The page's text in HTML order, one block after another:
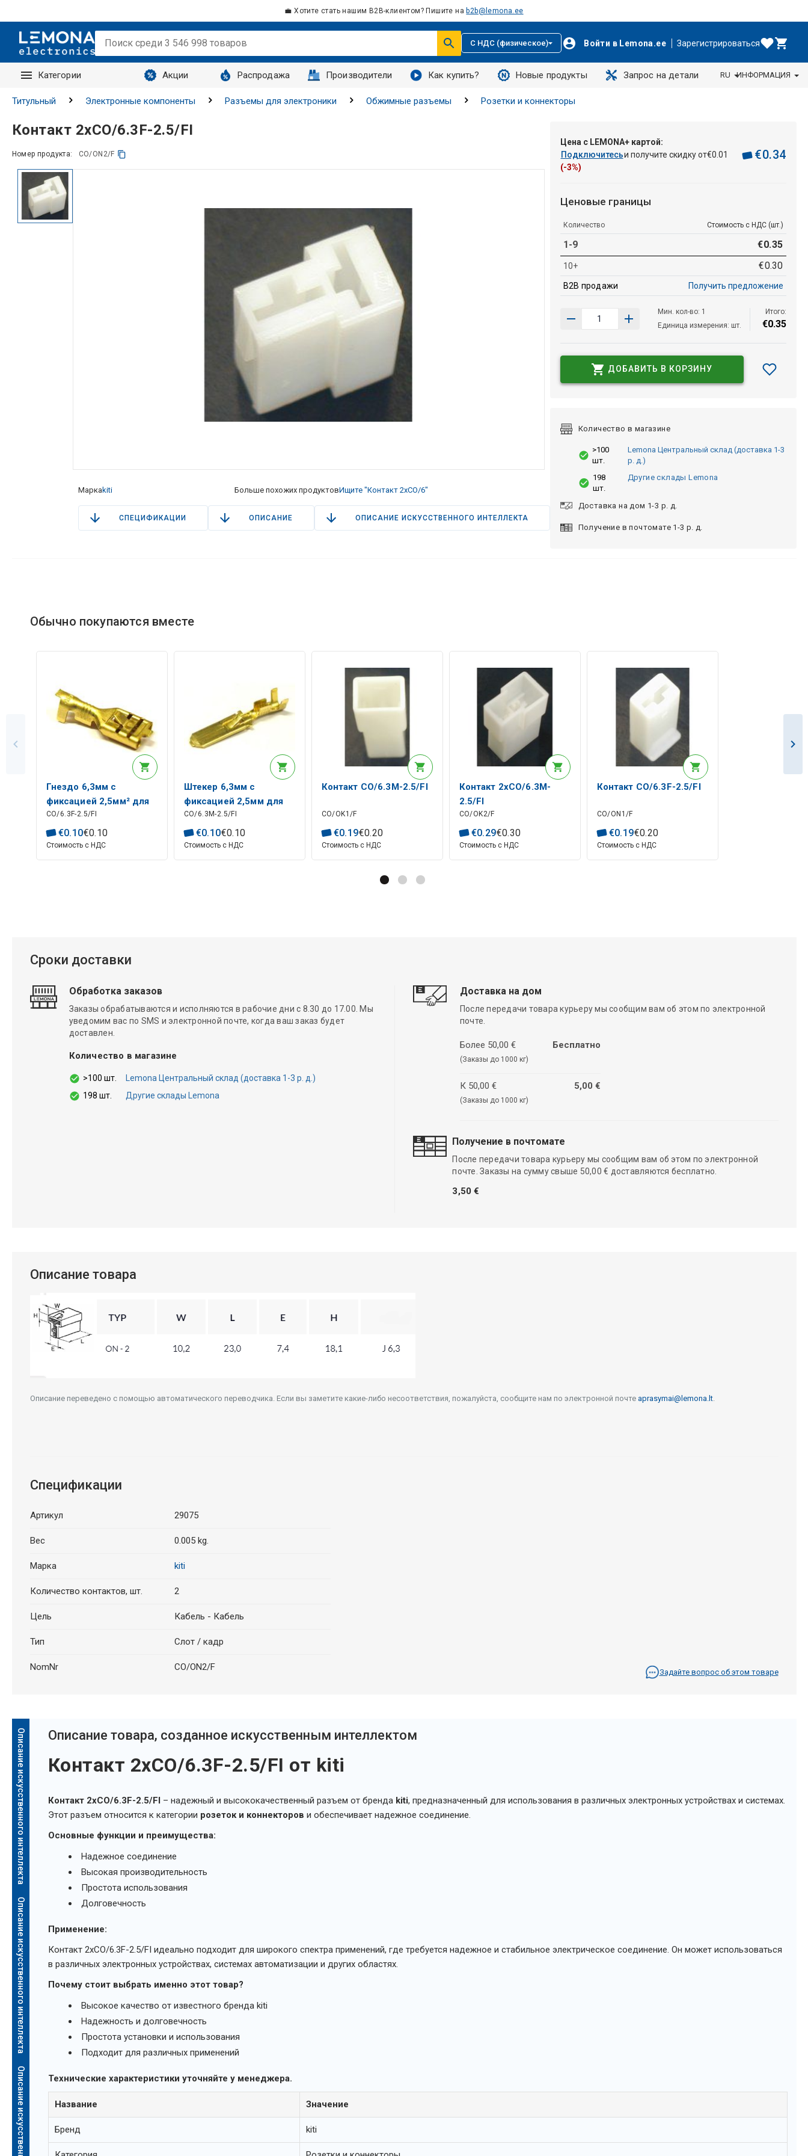
💼 Хотите стать нашим B2B-клиентом? Пишите на b2b@lemona.ee
С НДС (физическое) Войти в Lemona.ee Зарегистрироваться
Категории Акции Распродажа Производители Как купить? Новые продукты Запрос на детали
Запросы
RU ИНФОРМАЦИЯ
Титульный Электронные компоненты Разъемы для электроники Обжимные разъемы Розетки и коннекторы
Контакт 2xCO/6.3F-2.5/FI
Номер продукта: CO/ON2/F
Маркаkiti Больше похожих продуктовИщите "Контакт 2xCO/6"
СПЕЦИФИКАЦИИ ОПИСАНИЕ ОПИСАНИЕ ИСКУССТВЕННОГО ИНТЕЛЛЕКТА
Цена с LEMONA+ картой:
Подключитесьи получите скидку от€0 01
(-3%)
€0.34
Ценовые границы
Количество Стоимость с НДС (шт.)
1-9 €0.35
10+ €0.30
B2B продажи Получить предложение
Мин. кол-во: 1
Единица измерения: шт.
Итого:
€0.35
ДОБАВИТЬ В КОРЗИНУ
Количество в магазине
>100
шт.
Lemona Центральный склад (доставка 1-3
р. д.)
198
шт.
Другие склады Lemona
Доставка на дом 1-3 р. д.
Получение в почтомате 1-3 р. д.
Обычно покупаются вместе
Гнездо 6,3мм с
фиксацией 2,5мм² для
кабеля
CO/6.3F-2.5/FI
€0.10€0.10
Стоимость с НДС
Штекер 6,3мм с
фиксацией 2,5мм для
кабеля
CO/6.3M-2.5/FI
€0.10€0.10
Стоимость с НДС
Контакт СО/6.3М-2.5/FI
CO/OK1/F
€0.19€0.20
Стоимость с НДС
Контакт 2xCO/6.3M-
2.5/FI
CO/OK2/F
€0.29€0.30
Стоимость с НДС
Контакт СО/6.3F-2.5/FI
CO/ON1/F
€0.19€0.20
Стоимость с НДС
Сроки доставки
Обработка заказов
Заказы обрабатываются и исполняются в рабочие дни с 8.30 до 17.00. Мы
уведомим вас по SMS и электронной почте, когда ваш заказ будет
доставлен.
Количество в магазине
>100 шт.
Lemona Центральный склад (доставка 1-3 р. д.)
198 шт.
Другие склады Lemona
Доставка на дом
После передачи товара курьеру мы сообщим вам об этом по электронной
почте.
Более 50,00 €
(Заказы до 1000 кг)
Бесплатно
К 50,00 €
(Заказы до 1000 кг)
5,00 €
Получение в почтомате
После передачи товара курьеру мы сообщим вам об этом по электронной
почте. Заказы на сумму свыше 50,00 € доставляются бесплатно.
3,50 €
Описание товара
Описание переведено с помощью автоматического переводчика. Если вы заметите какие-либо несоответствия, пожалуйста, сообщите нам по электронной почте aprasymai@lemona.lt.
Спецификации
Артикул 29075
Вес 0.005 kg.
Марка kiti
Количество контактов, шт. 2
Цель Кабель - Кабель
Тип Слот / кадр
NomNr CO/ON2/F Задайте вопрос об этом товаре
Описание искусственного интеллекта
Описание искусственного интеллекта
Oписание товара, созданное искусственным интеллектом
Контакт 2xCO/6.3F-2.5/FI от kiti
Контакт 2xCO/6.3F-2.5/FI – надежный и высококачественный разъем от бренда kiti, предназначенный для использования в различных электронных устройствах и системах.
Этот разъем относится к категории розеток и коннекторов и обеспечивает надежное соединение.
Основные функции и преимущества:
Надежное соединение
Высокая производительность
Простота использования
Долговечность
Применение:
Контакт 2xCO/6.3F-2.5/FI идеально подходит для широкого спектра применений, где требуется надежное и стабильное электрическое соединение. Он может использоваться
в различных электронных устройствах, системах автоматизации и других областях.
Почему стоит выбрать именно этот товар?
Высокое качество от известного бренда kiti
Надежность и долговечность
Простота установки и использования
Подходит для различных применений
Технические характеристики уточняйте у менеджера.
Название Значение
Бренд kiti